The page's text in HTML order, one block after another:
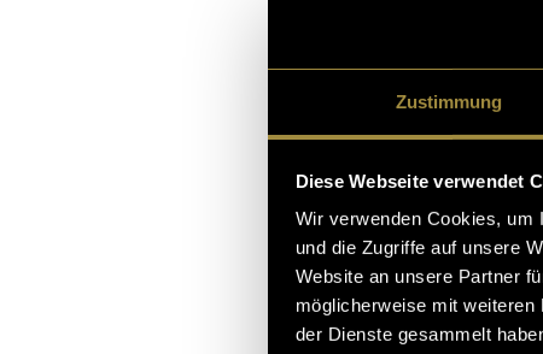
Zustimmung
Diese Webseite verwendet
Wir verwenden Cookies, um
und die Zugriffe auf unsere
Website an unsere Partner
möglicherweise mit
der Dienste gesammelt
Content
Jungle in
Es gibt so viele